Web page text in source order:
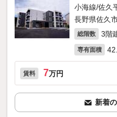
小海線/佐久
長野県佐久
総階数 3階
専有面積
賃料 7万円
新着